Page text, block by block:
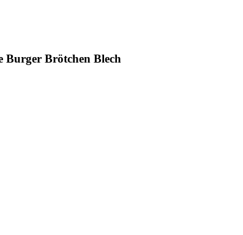
Brötchen Blech